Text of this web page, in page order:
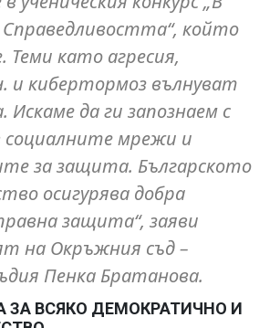
който
Теми като агресия,
и кибертормоз вълнуват
да ги запознаем с
мрежи и
за защита. Българското
осигурява добра
защита“, заяви
на Окръжния съд –
Пенка Братанова.
ЗА ВСЯКО ДЕМОКРАТИЧНО И